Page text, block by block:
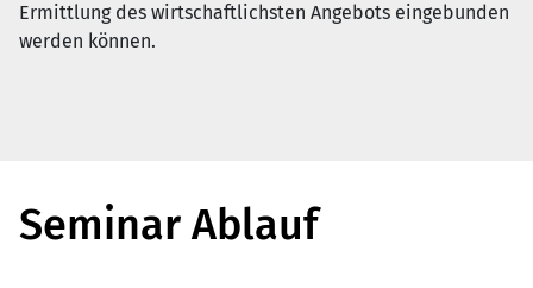
Ermittlung des wirtschaftlichsten Angebots eingebunden
werden können.
Seminar Ablauf